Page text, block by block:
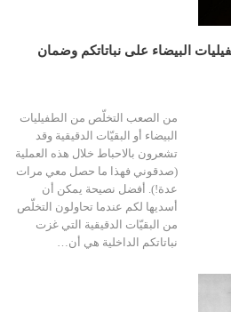
البيضاء على نباتاتكم وضمان
من الصعب التخلّص من الطفيليات
البيضاء أو البقيّات الدقيقية وقد
تشعرون بالاحباط خلال هذه العملية
(صدقوني فهذا ما حصل معي مرات
عدة!). أفضل نصيحة يمكن أن
أسديها لكم عندما تحاولون التخلّص
من البقيّات الدقيقية التي غزت
نباتاتكم الداخلية هي أن…